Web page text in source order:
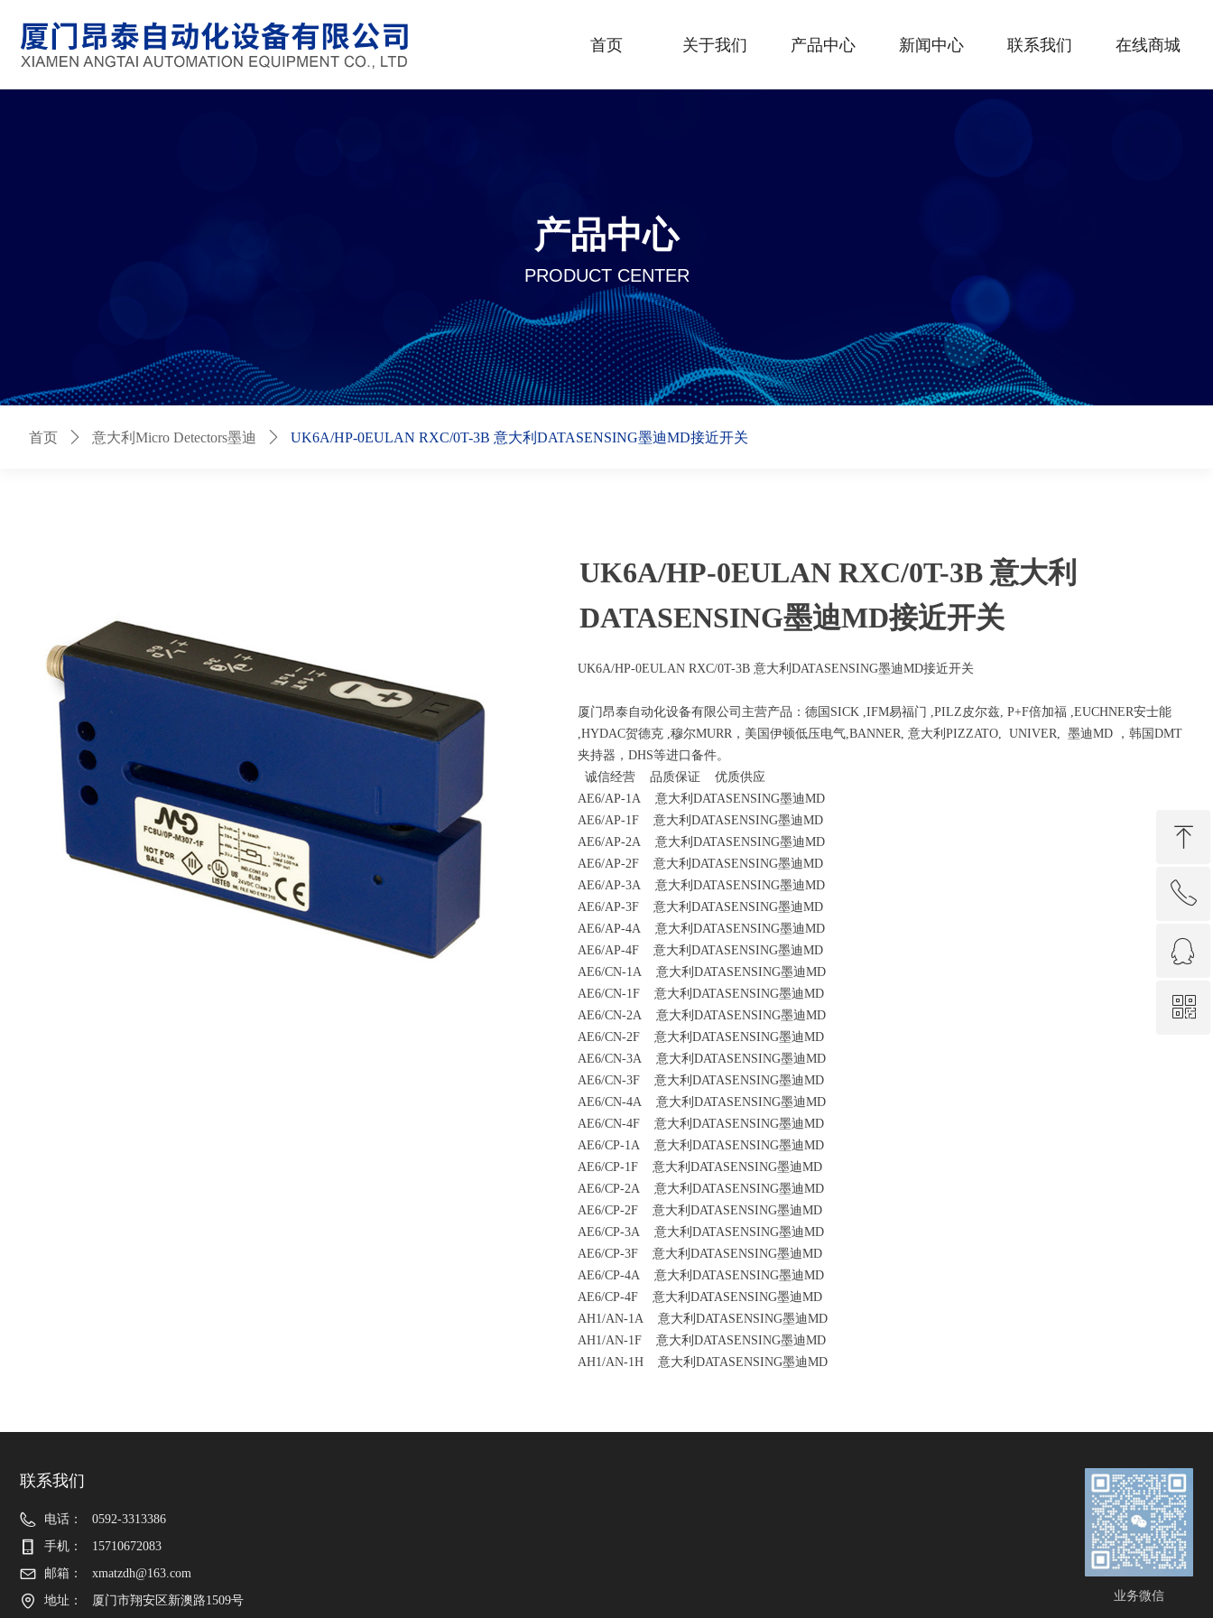
首页 关于我们 产品中心 新闻中心 联系我们 在线商城
产品中心
PRODUCT CENTER
首页 ꄲ 意大利Micro Detectors墨迪 ꄲ UK6A/HP-0EULAN RXC/0T-3B 意大利DATASENSING墨迪MD接近开关
UK6A/HP-0EULAN RXC/0T-3B 意大利DATASENSING墨迪MD接近开关
厦门昂泰自动化设备有限公司主营产品：德国SICK ,IFM易福门 ,PILZ皮尔兹, P+F倍加福 ,EUCHNER安士能
,HYDAC贺德克 ,穆尔MURR，美国伊顿低压电气,BANNER, 意大利PIZZATO, UNIVER, 墨迪MD ，韩国DMT
夹持器，DHS等进口备件。
诚信经营 品质保证 优质供应
AE6/AP-1A 意大利DATASENSING墨迪MD
AE6/AP-1F 意大利DATASENSING墨迪MD
AE6/AP-2A 意大利DATASENSING墨迪MD
AE6/AP-2F 意大利DATASENSING墨迪MD
AE6/AP-3A 意大利DATASENSING墨迪MD
AE6/AP-3F 意大利DATASENSING墨迪MD
AE6/AP-4A 意大利DATASENSING墨迪MD
AE6/AP-4F 意大利DATASENSING墨迪MD
AE6/CN-1A 意大利DATASENSING墨迪MD
AE6/CN-1F 意大利DATASENSING墨迪MD
AE6/CN-2A 意大利DATASENSING墨迪MD
AE6/CN-2F 意大利DATASENSING墨迪MD
AE6/CN-3A 意大利DATASENSING墨迪MD
AE6/CN-3F 意大利DATASENSING墨迪MD
AE6/CN-4A 意大利DATASENSING墨迪MD
AE6/CN-4F 意大利DATASENSING墨迪MD
AE6/CP-1A 意大利DATASENSING墨迪MD
AE6/CP-1F 意大利DATASENSING墨迪MD
AE6/CP-2A 意大利DATASENSING墨迪MD
AE6/CP-2F 意大利DATASENSING墨迪MD
AE6/CP-3A 意大利DATASENSING墨迪MD
AE6/CP-3F 意大利DATASENSING墨迪MD
AE6/CP-4A 意大利DATASENSING墨迪MD
AE6/CP-4F 意大利DATASENSING墨迪MD
AH1/AN-1A 意大利DATASENSING墨迪MD
AH1/AN-1F 意大利DATASENSING墨迪MD
AH1/AN-1H 意大利DATASENSING墨迪MD
UK6A/HP-0EULAN RXC/0T-3B 意大利
DATASENSING墨迪MD接近开关
联系我们
电话：
0592-3313386
手机：
15710672083
邮箱：
xmatzdh@163.com
地址：
厦门市翔安区新澳路1509号 业务微信
ꁸ
回到顶部
ꂅ
0592-3313386
ꁗ
QQ客服
ꀥ